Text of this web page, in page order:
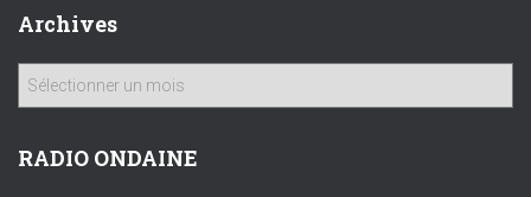
Archives
h
RADIO ONDAINE